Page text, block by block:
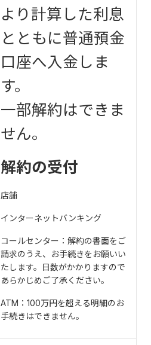
より計算した利息
とともに普通預金
口座へ入金しま
す。
一部解約はできま
せん。
解約の受付
店舗
インターネットバンキング
コールセンター：解約の書面をご
請求のうえ、お手続きをお願いい
たします。日数がかかりますので
あらかじめご了承ください。
ATM：100万円を超える明細のお
手続きはできません。